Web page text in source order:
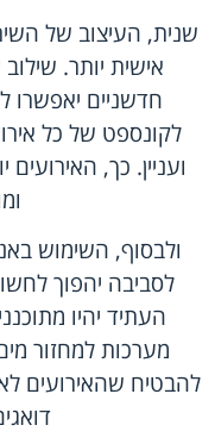
שנית, העיצוב של
אישית יותר.
חדשניים יאפשרו
לקונספט של כל
ועניין. כך, האירועים
ולבסוף, השימוש
לסביבה יהפוך
העתיד יהיו
מערכות למחזור
להבטיח שהאירועים